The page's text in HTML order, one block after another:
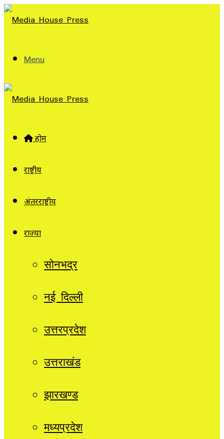
Menu
होम
राष्ट्रीय
अंतरराष्ट्रीय
राज्यों
सोनभद्र
नई दिल्ली
उत्तरप्रदेश
उत्तराखंड
झारखण्ड
मध्यप्रदेश